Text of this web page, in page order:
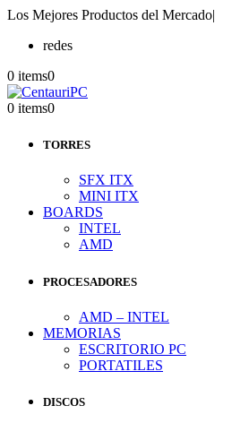
Los Mejores Productos del Mercado|
redes
0 items0
0 items0
TORRES
SFX ITX
MINI ITX
BOARDS
INTEL
AMD
PROCESADORES
AMD – INTEL
MEMORIAS
ESCRITORIO PC
PORTATILES
DISCOS